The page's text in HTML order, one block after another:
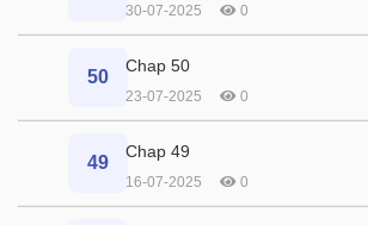
30-07-2025 0
50
Chap 50
23-07-2025 0
49
Chap 49
16-07-2025 0